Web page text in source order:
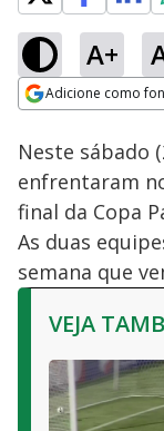
A+
Adicione como
Ativar
Loaded :
0.74%
Neste sábado
enfrentaram
final da Copa
As duas
semana que
VEJA